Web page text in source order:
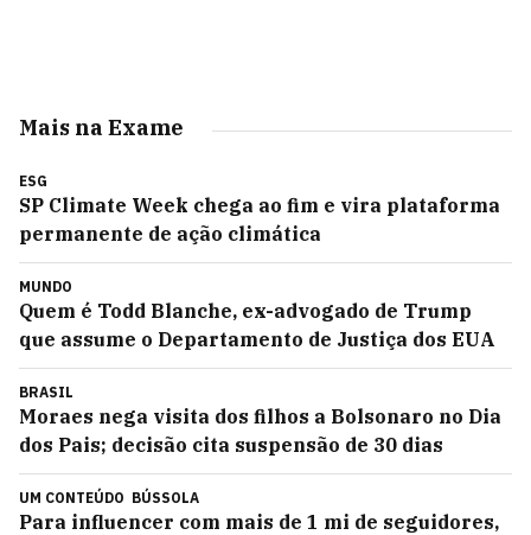
Mais na Exame
ESG
SP Climate Week chega ao fim e vira plataforma
permanente de ação climática
MUNDO
Quem é Todd Blanche, ex-advogado de Trump
que assume o Departamento de Justiça dos EUA
BRASIL
Moraes nega visita dos filhos a Bolsonaro no Dia
dos Pais; decisão cita suspensão de 30 dias
UM CONTEÚDO BÚSSOLA
Para influencer com mais de 1 mi de seguidores,